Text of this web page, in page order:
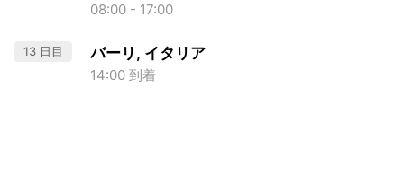
08:00 - 17:00
13 日目 バーリ, イタリア
14:00 到着